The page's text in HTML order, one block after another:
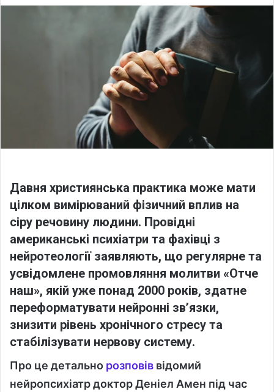
X
m
a
i
l
Давня християнська практика може мати
цілком вимірюваний фізичний вплив на
сіру речовину людини. Провідні
американські психіатри та фахівці з
нейротеології заявляють, що регулярне та
усвідомлене промовляння молитви «Отче
наш», якій уже понад 2000 років, здатне
переформатувати нейронні зв’язки,
знизити рівень хронічного стресу та
стабілізувати нервову систему.
Про це детально розповів відомий
нейропсихіатр доктор Деніел Амен під час